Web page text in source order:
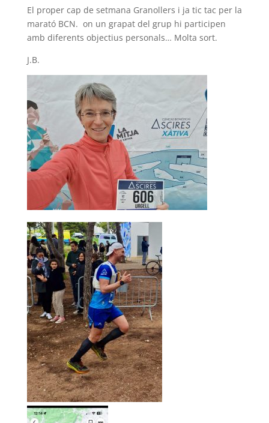
El proper cap de setmana Granollers i ja tic tac per la
marató BCN. on un grapat del grup hi participen
amb diferents objectius personals… Molta sort.
J.B.